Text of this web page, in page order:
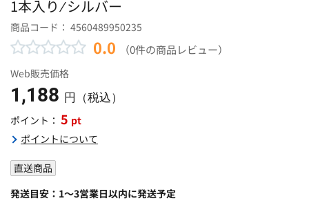
1本入り ⁄ シルバー
商品コード： 4560489950235
0.0 （0件の商品レビュー）
Web販売価格
1,188 円（税込）
ポイント： 5 pt
ポイントについて
直送商品
発送目安：1～3営業日以内に発送予定